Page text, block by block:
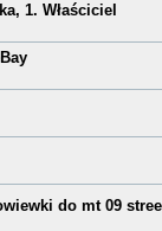
1. Właściciel
do mt 09